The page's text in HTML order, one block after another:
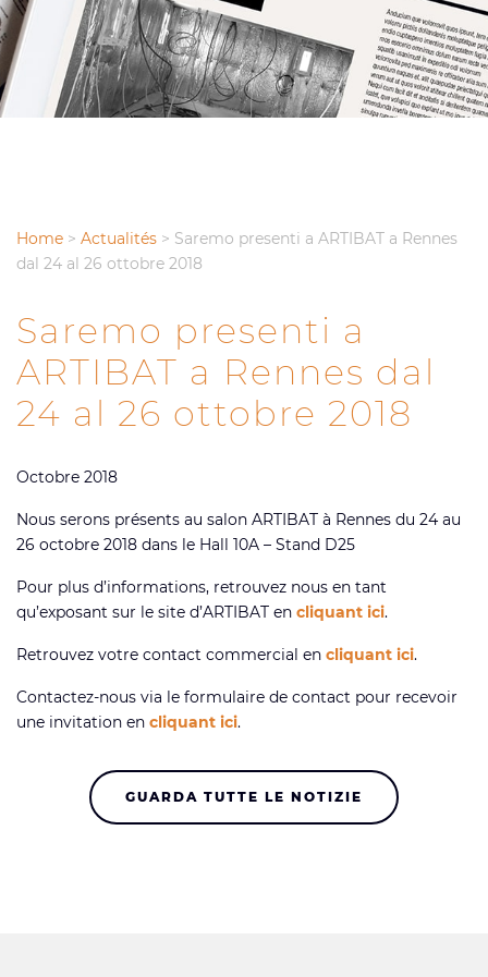
Home > Actualités > Saremo presenti a ARTIBAT a Rennes
dal 24 al 26 ottobre 2018
Saremo presenti a
ARTIBAT a Rennes dal
24 al 26 ottobre 2018
Octobre 2018
Nous serons présents au salon ARTIBAT à Rennes du 24 au
26 octobre 2018 dans le Hall 10A – Stand D25
Pour plus d’informations, retrouvez nous en tant
qu’exposant sur le site d’ARTIBAT en cliquant ici.
Retrouvez votre contact commercial en cliquant ici.
Contactez-nous via le formulaire de contact pour recevoir
une invitation en cliquant ici.
GUARDA TUTTE LE NOTIZIE